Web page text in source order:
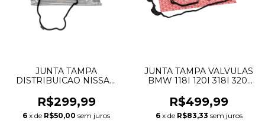
JUNTA TAMPA
DISTRIBUICAO NISSAN
2016 13520-EB70A
13520EB70A
R$299,99
6 x de R$50,00 sem juros
JUNTA TAMPA VALVULAS
BMW 118I 120I 318I 320I
11128655413
R$499,99
6 x de R$83,33 sem juros